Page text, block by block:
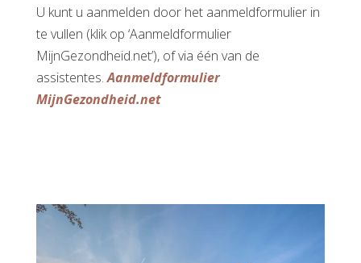
U kunt u aanmelden door het aanmeldformulier in
te vullen (klik op ‘Aanmeldformulier
MijnGezondheid.net’), of via één van de
assistentes.Aanmeldformulier
MijnGezondheid.net